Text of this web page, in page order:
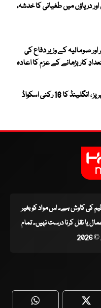
اور دریاؤں میں طغیانی کا خدشہ،
صومالیہ کے وزیر دفاع کی
کار بڑھانے کے عزم کا اعادہ
پاکستان کیخلاف ٹیسٹ سیریز ، انگلینڈ کا 16 رکنی اسکواڈ
ٹیم کی کاوش ہے۔ اس مواد کو بغیر
یا نقل کرنا درست نہیں۔ تمام